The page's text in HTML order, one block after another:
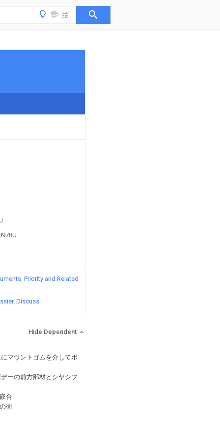
Priority and Related
Discuss
Hide Dependent
マウントゴムを介してボ
ーの前方部材とシヤシフ
合
衝